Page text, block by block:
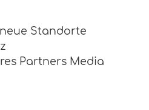
neue Standorte
Partners Media